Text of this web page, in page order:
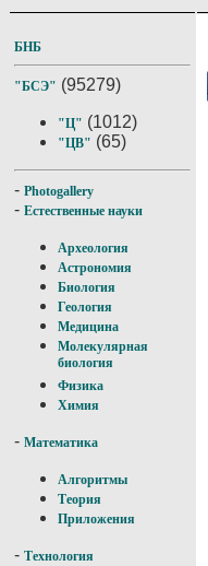
БНБ
"БСЭ" (95279)
"Ц" (1012)
"ЦВ" (65)
- Photogallery
- Естественные науки
Археология
Астрономия
Биология
Геология
Медицина
Молекулярная
биология
Физика
Химия
- Математика
Алгоритмы
Теория
Приложения
- Технология